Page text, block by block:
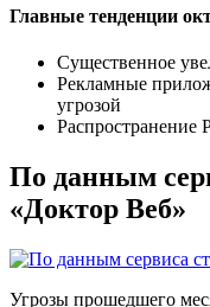
Главные тенденции
Существенное
Рекламные
угрозой
Распространение
По данным
«Доктор Веб»
Угрозы прошедшего